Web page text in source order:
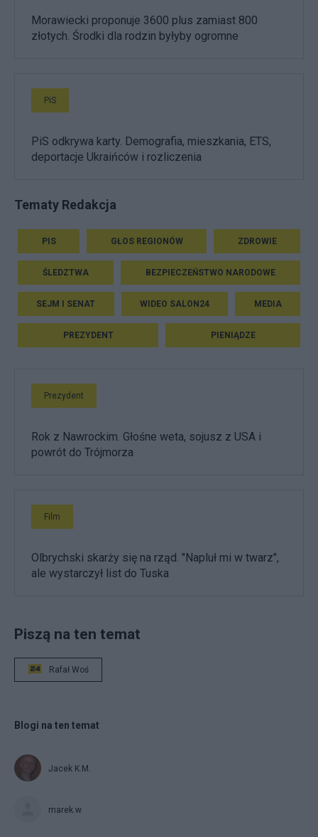
Morawiecki proponuje 3600 plus zamiast 800
złotych. Środki dla rodzin byłyby ogromne
PiS
PiS odkrywa karty. Demografia, mieszkania, ETS,
deportacje Ukraińców i rozliczenia
Tematy Redakcja
PIS GŁOS REGIONÓW ZDROWIE
ŚLEDZTWA BEZPIECZEŃSTWO NARODOWE
SEJM I SENAT WIDEO SALON24 MEDIA
PREZYDENT PIENIĄDZE
Prezydent
Rok z Nawrockim. Głośne weta, sojusz z USA i
powrót do Trójmorza
Film
Olbrychski skarży się na rząd. "Napluł mi w twarz",
ale wystarczył list do Tuska
Piszą na ten temat
Rafał Woś
Blogi na ten temat
Jacek K.M.
marek.w